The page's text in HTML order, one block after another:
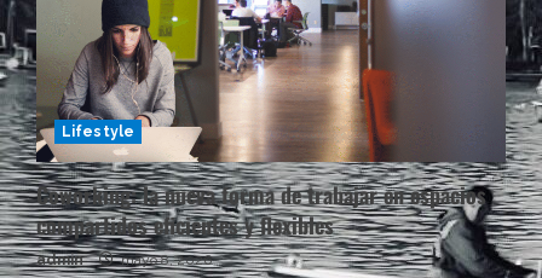
Lifestyle
Coworking: la nueva forma de trabajar en espacios
compartidos eficientes y flexibles
admin mayo 8, 2026